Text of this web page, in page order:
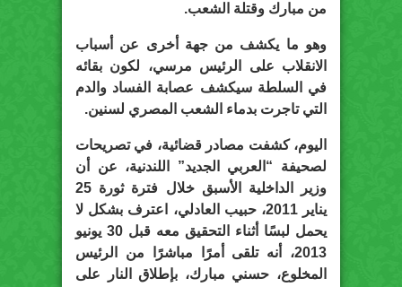
من مبارك وقتلة الشعب.
وهو ما يكشف من جهة أخرى عن أسباب
الانقلاب على الرئيس مرسي، لكون بقائه
في السلطة سيكشف عصابة الفساد والدم
التي تاجرت بدماء الشعب المصري لسنين.
اليوم، كشفت مصادر قضائية، في تصريحات
لصحيفة “العربي الجديد” اللندنية، عن أن
وزير الداخلية الأسبق خلال فترة ثورة 25
يناير 2011، حبيب العادلي، اعترف بشكل لا
يحمل لبسًا أثناء التحقيق معه قبل 30 يونيو
2013، أنه تلقى أمرًا مباشرًا من الرئيس
المخلوع، حسني مبارك، بإطلاق النار على